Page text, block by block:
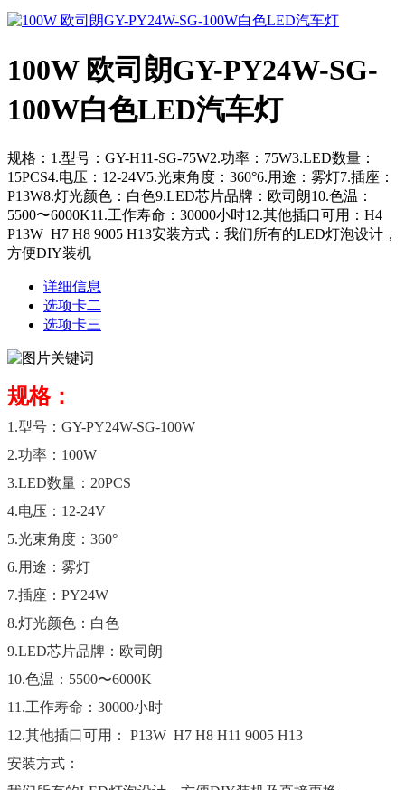
100W 欧司朗GY-PY24W-SG-
100W白色LED汽车灯
规格：1.型号：GY-H11-SG-75W2.功率：75W3.LED数量：
15PCS4.电压：12-24V5.光束角度：360°6.用途：雾灯7.插座：
P13W8.灯光颜色：白色9.LED芯片品牌：欧司朗10.色温：
5500〜6000K11.工作寿命：30000小时12.其他插口可用：H4
P13W H7 H8 9005 H13安装方式：我们所有的LED灯泡设计，
方便DIY装机
详细信息
选项卡二
选项卡三
规格：
1.型号：GY-PY24W-SG-100W
2.功率：100W
3.LED数量：20PCS
4.电压：12-24V
5.光束角度：360°
6.用途：雾灯
7.插座：PY24W
8.灯光颜色：白色
9.LED芯片品牌：欧司朗
10.色温：5500〜6000K
11.工作寿命：30000小时
12.其他插口可用： P13W H7 H8 H11 9005 H13
安装方式：